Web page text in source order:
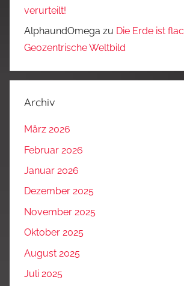
verurteilt!
AlphaundOmega zu Die Erde ist
Geozentrische Weltbild
Archiv
März 2026
Februar 2026
Januar 2026
Dezember 2025
November 2025
Oktober 2025
August 2025
Juli 2025